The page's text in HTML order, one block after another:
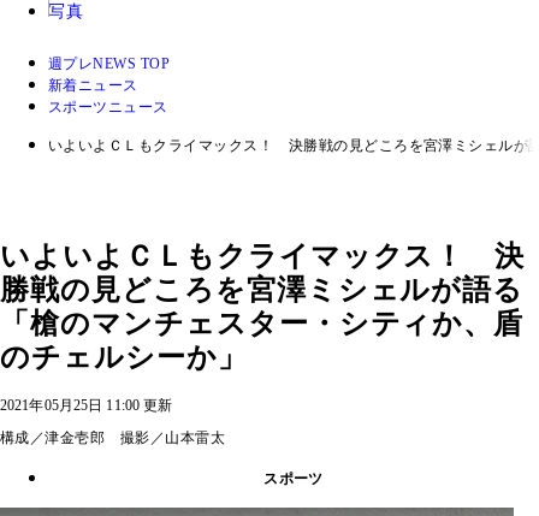
写真
週プレNEWS TOP
新着ニュース
スポーツニュース
いよいよＣＬもクライマックス！ 決勝戦の見どころを宮澤ミシェルが
いよいよＣＬもクライマックス！ 決
勝戦の見どころを宮澤ミシェルが語る
「槍のマンチェスター・シティか、盾
のチェルシーか」
2021年05月25日 11:00 更新
構成／津金壱郎 撮影／山本雷太
スポーツ